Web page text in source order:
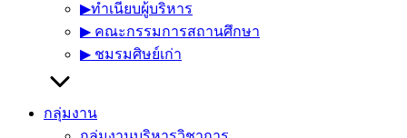
▶︎ทำเนียบผู้บริหาร
▶︎ คณะกรรมการสถานศึกษา
▶︎ ชมรมศิษย์เก่า
กลุ่มงาน